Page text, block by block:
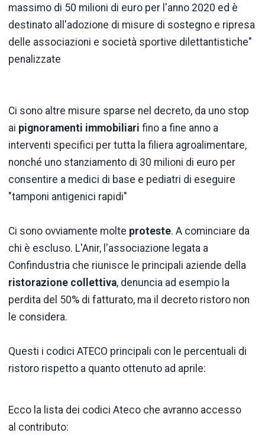
massimo di 50 milioni di euro per l'anno 2020 ed è
destinato all'adozione di misure di sostegno e ripresa
delle associazioni e società sportive dilettantistiche"
penalizzate
Ci sono altre misure sparse nel decreto, da uno stop
ai pignoramenti immobiliari fino a fine anno a
interventi specifici per tutta la filiera agroalimentare,
nonché uno stanziamento di 30 milioni di euro per
consentire a medici di base e pediatri di eseguire
"tamponi antigenici rapidi"
Ci sono ovviamente molte proteste. A cominciare da
chi è escluso. L'Anir, l'associazione legata a
Confindustria che riunisce le principali aziende della
ristorazione collettiva, denuncia ad esempio la
perdita del 50% di fatturato, ma il decreto ristoro non
le considera.
Questi i codici ATECO principali con le percentuali di
ristoro rispetto a quanto ottenuto ad aprile:
Ecco la lista dei codici Ateco che avranno accesso
al contributo: